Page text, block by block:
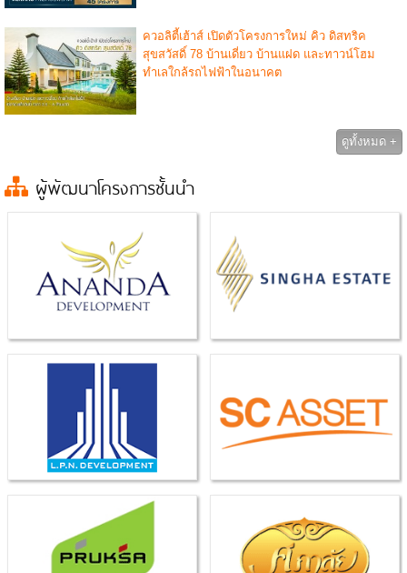
ควอลิตี้เฮ้าส์ เปิดตัวโครงการใหม่ คิว ดิสทริค
สุขสวัสดิ์ 78 บ้านเดี่ยว บ้านแฝด และทาวน์โฮม
ทำเลใกล้รถไฟฟ้าในอนาคต
ดูทั้งหมด +
ผู้พัฒนาโครงการชั้นนำ